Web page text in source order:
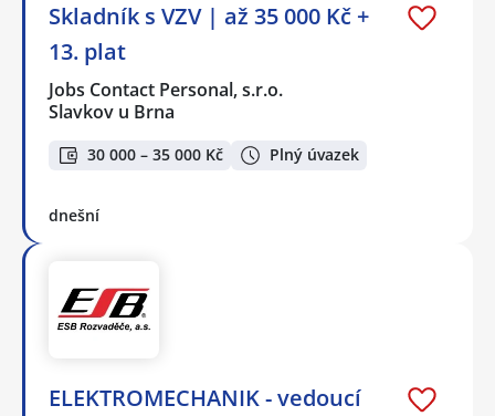
Skladník s VZV | až 35 000 Kč +
13. plat
Jobs Contact Personal, s.r.o.
Slavkov u Brna
30 000 – 35 000 Kč Plný úvazek
dnešní
ELEKTROMECHANIK - vedoucí